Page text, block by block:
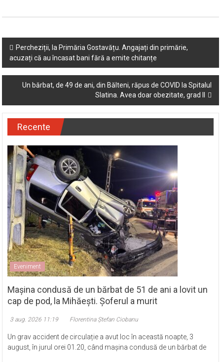
Post
navigation
Percheziții, la Primăria Gostavățu. Angajați din primărie,
acuzați că au încasat bani fără a emite chitanțe
Un bărbat, de 49 de ani, din Bălteni, răpus de COVID la Spitalul
Slatina. Avea doar obezitate, grad II
Recente
Eveniment
Mașina condusă de un bărbat de 51 de ani a lovit un
cap de pod, la Mihăești. Șoferul a murit
3 aug. 2026 11:19 Florentina Ștefan Ciobanu
Un grav accident de circulație a avut loc în această noapte, 3
august, în jurul orei 01.20, când mașina condusă de un bărbat de